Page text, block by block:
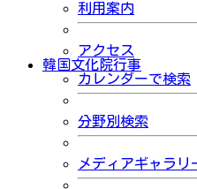
利用案内
アクセス
韓国文化院行事
カレンダーで検索
分野別検索
メディアギャラリ